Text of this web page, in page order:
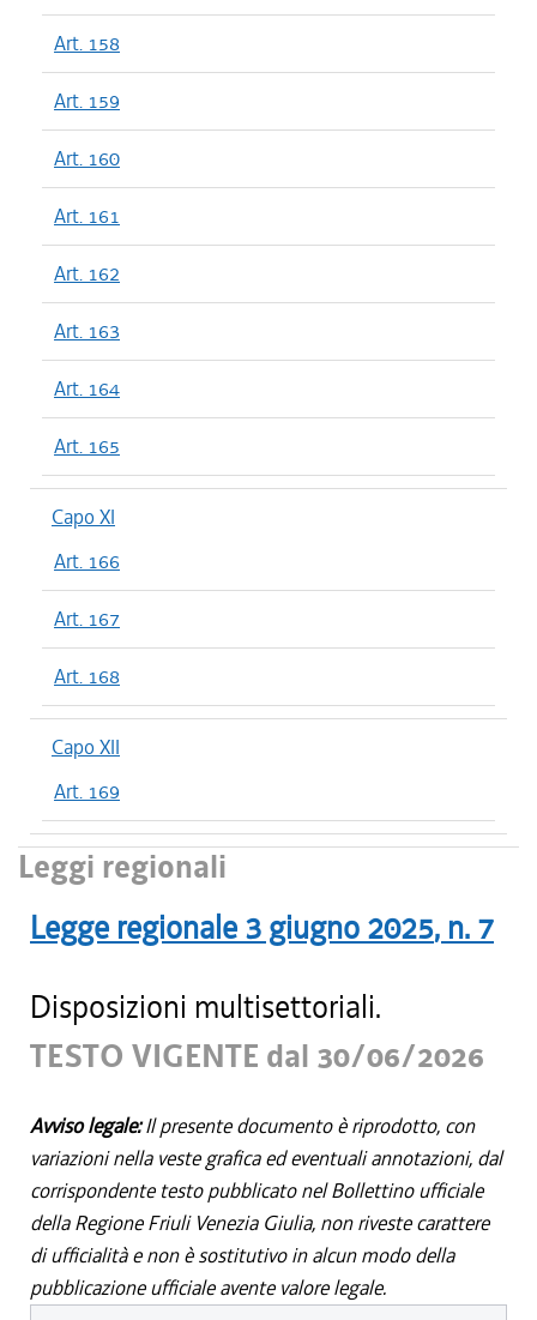
Art. 158
Art. 159
Art. 160
Art. 161
Art. 162
Art. 163
Art. 164
Art. 165
Capo XI
Art. 166
Art. 167
Art. 168
Capo XII
Art. 169
Leggi regionali
Legge regionale 3 giugno 2025, n. 7
Disposizioni multisettoriali.
TESTO VIGENTE dal 30/06/2026
Avviso legale:Il presente documento è riprodotto, con
variazioni nella veste grafica ed eventuali annotazioni, dal
corrispondente testo pubblicato nel Bollettino ufficiale
della Regione Friuli Venezia Giulia, non riveste carattere
di ufficialità e non è sostitutivo in alcun modo della
pubblicazione ufficiale avente valore legale.